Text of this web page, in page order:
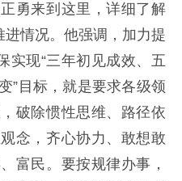
勇来到这里，详细了解
进情况。他强调，加力提
实现“三年初见成效、五
”目标，就是要求各级领
破除惯性思维、路径依
念，齐心协力、敢想敢
富民。要按规律办事，